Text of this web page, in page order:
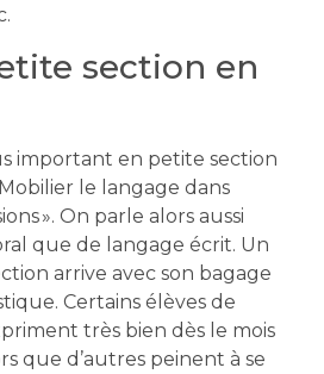
section en
important en petite section
Mobilier le langage dans
». On parle alors aussi
que de langage écrit. Un
arrive avec son bagage
Certains élèves de
très bien dès le mois
que d’autres peinent à se